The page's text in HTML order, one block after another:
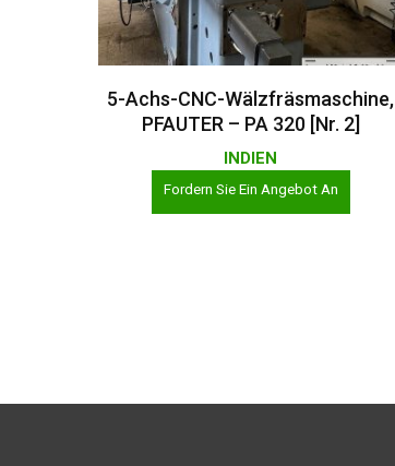
Weiterlesen
5-Achs-CNC-Wälzfräsmaschine,
PFAUTER – PA 320 [Nr. 2]
INDIEN
Fordern Sie Ein Angebot An